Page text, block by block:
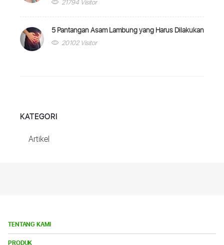
21794 Visitor
5 Pantangan Asam Lambung yang Harus Dilakukan
20102 Visitor
KATEGORI
Artikel
TENTANG KAMI
PRODUK